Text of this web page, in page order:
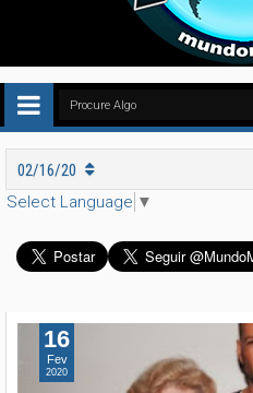
02/16/20
Select Language ▼
16
Fev
2020